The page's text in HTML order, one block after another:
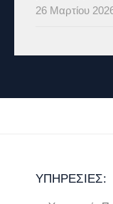
26 Μαρτίου
ΥΠΗΡΕΣΊΕΣ: